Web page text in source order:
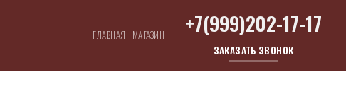
ГЛАВНАЯ МАГАЗИН +7(999)202-17-17
ЗАКАЗАТЬ ЗВОНОК